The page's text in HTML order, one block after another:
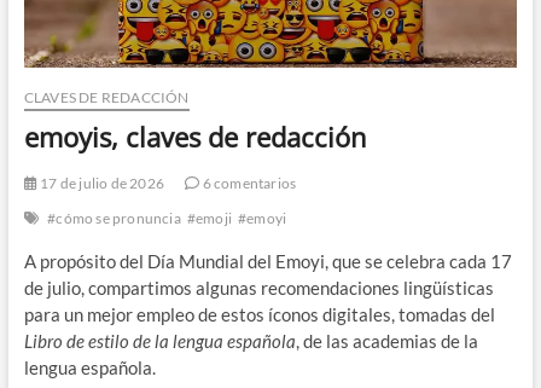
CLAVES DE REDACCIÓN
emoyis, claves de redacción
17 de julio de 2026
6 comentarios
#cómo se pronuncia #emoji #emoyi
A propósito del Día Mundial del Emoyi, que se celebra cada 17
de julio, compartimos algunas recomendaciones lingüísticas
para un mejor empleo de estos íconos digitales, tomadas del
Libro de estilo de la lengua española , de las academias de la
lengua española.